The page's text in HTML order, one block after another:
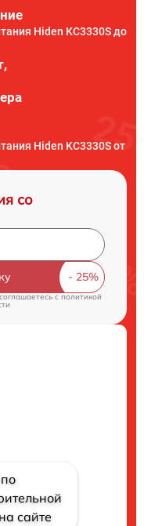
Hiden KC3330S до
Hiden KC3330S от
со
c политикой
сайте